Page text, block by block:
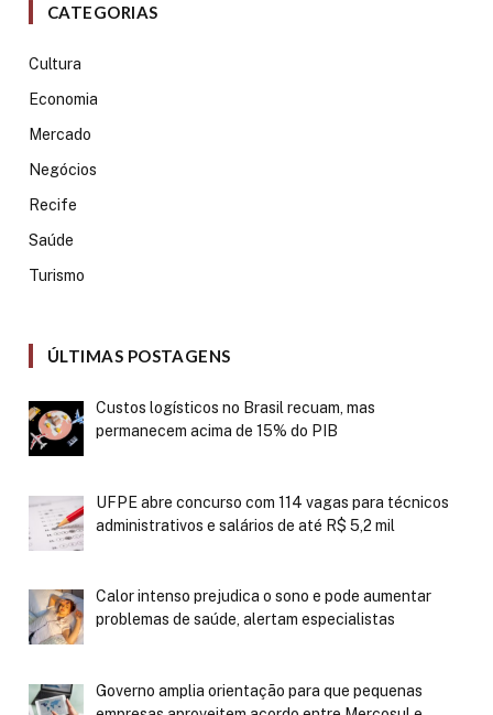
CATEGORIAS
Cultura
Economia
Mercado
Negócios
Recife
Saúde
Turismo
ÚLTIMAS POSTAGENS
Custos logísticos no Brasil recuam, mas
permanecem acima de 15% do PIB
UFPE abre concurso com 114 vagas para técnicos
administrativos e salários de até R$ 5,2 mil
Calor intenso prejudica o sono e pode aumentar
problemas de saúde, alertam especialistas
Governo amplia orientação para que pequenas